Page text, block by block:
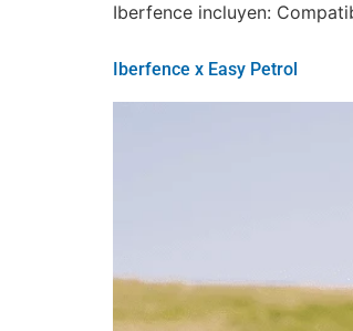
Iberfence incluyen:
Iberfence x Easy Petrol